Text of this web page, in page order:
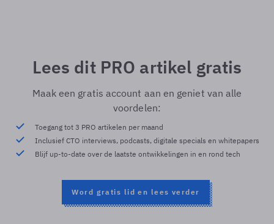
Lees dit PRO artikel gratis
Maak een gratis account aan en geniet van alle
voordelen:
Toegang tot 3 PRO artikelen per maand
Inclusief CTO interviews, podcasts, digitale specials en whitepapers
Blijf up-to-date over de laatste ontwikkelingen in en rond tech
Word gratis lid en lees verder